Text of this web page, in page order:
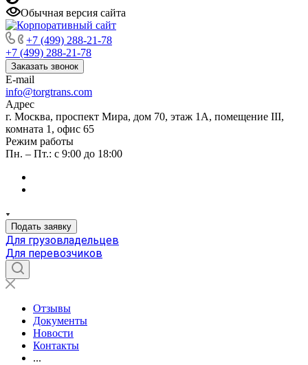
Обычная версия сайта
+7 (499) 288-21-78
+7 (499) 288-21-78
Заказать звонок
E-mail
info@torgtrans.com
Адрес
г. Москва, проспект Мира, дом 70, этаж 1А, помещение III,
комната 1, офис 65
Режим работы
Пн. – Пт.: с 9:00 до 18:00
Подать заявку
Для грузовладельцев
Для перевозчиков
Отзывы
Документы
Новости
Контакты
...